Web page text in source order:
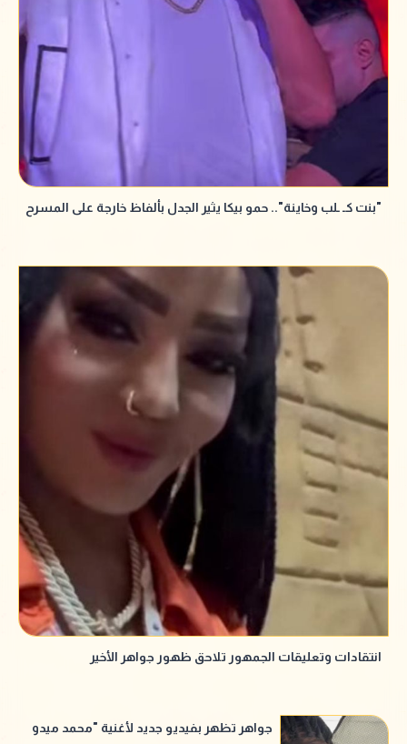
"بنت كـ ـلب وخاينة".. حمو بيكا يثير الجدل بألفاظ خارجة على المسرح
انتقادات وتعليقات الجمهور تلاحق ظهور جواهر الأخير
جواهر تظهر بفيديو جديد لأغنية "محمد ميدو